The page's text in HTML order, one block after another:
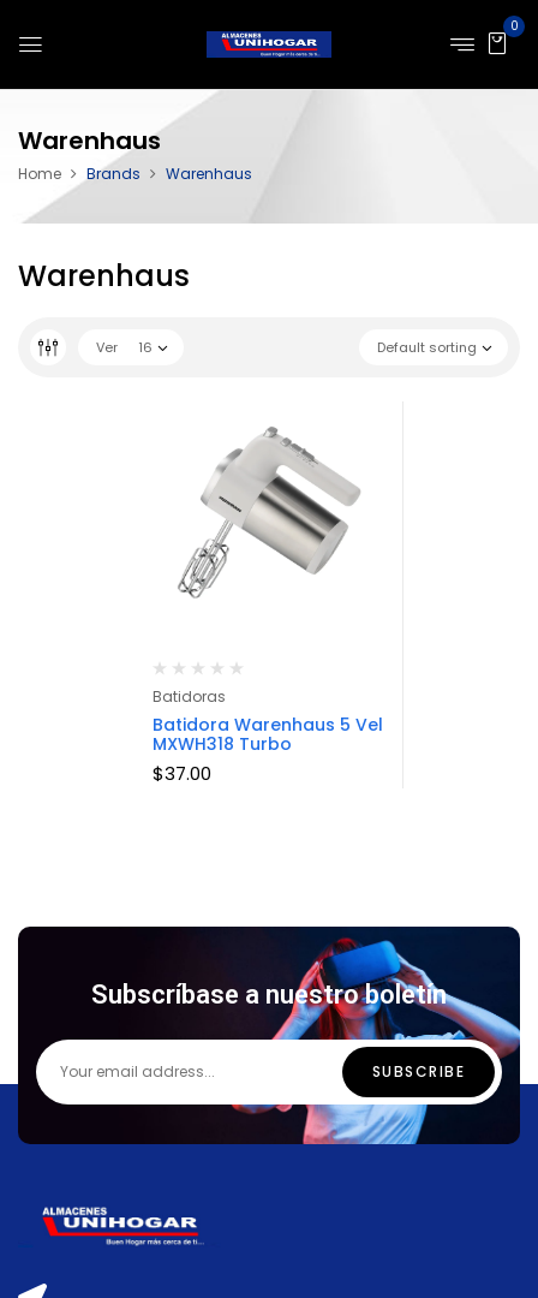
0
Warenhaus
Home Brands Warenhaus
Warenhaus
Default sorting
Ver 16
Batidoras
Batidora Warenhaus 5 Vel
MXWH318 Turbo
$37.00
Subscríbase a nuestro boletín